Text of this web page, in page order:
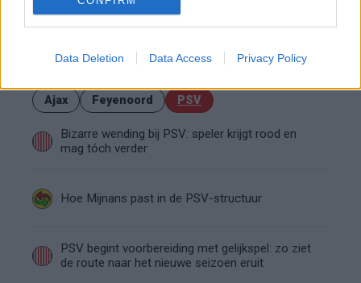
Data Deletion Data Access Privacy Policy
Alles wat je moet weten over Tai Abed, Israëlisch
toptalent van PSV
hoge voldoende
Ajax Feyenoord PSV
Bizarre wending bij PSV: speler krijgt rood en
mag tóch verder
Hoe Mijnans past in de PSV-structuur
PSV begint voorbereiding met gelijkspel: zo ziet
de route naar het nieuwe seizoen eruit